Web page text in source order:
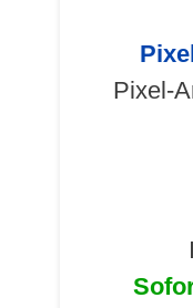
Pixel-